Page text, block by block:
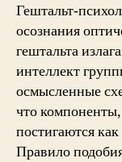
Гештальт-
осознания
гештальта
интеллект
осмысленные
что
постигаются
Правило